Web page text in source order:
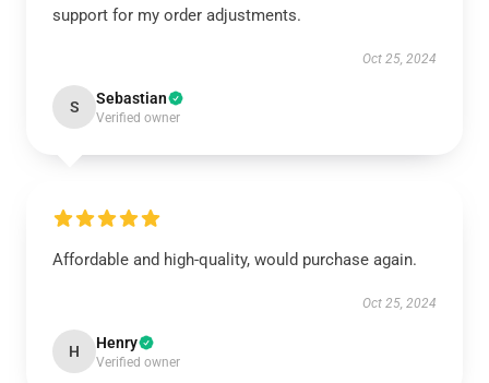
support for my order adjustments.
Oct 25, 2024
S Sebastian
Verified owner
Affordable and high-quality, would purchase again.
Oct 25, 2024
H Henry
Verified owner